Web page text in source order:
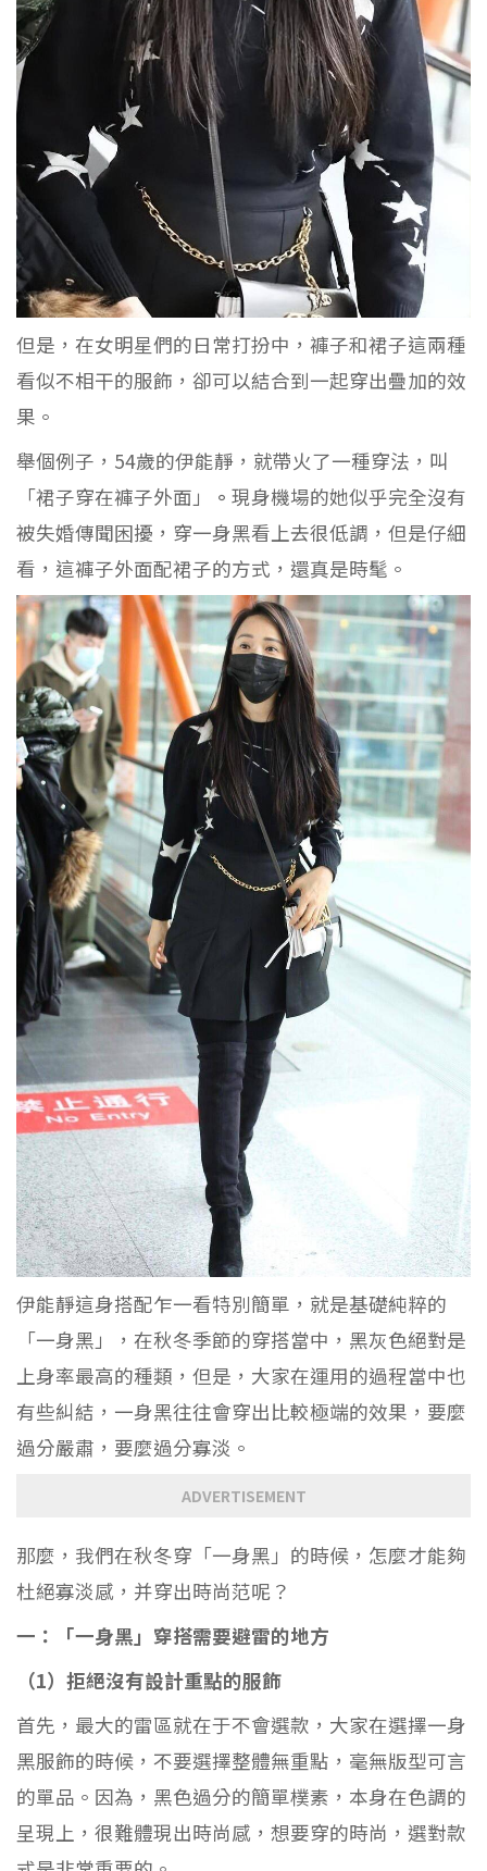
但是，在女明星們的日常打扮中，褲子和裙子這兩種
看似不相干的服飾，卻可以結合到一起穿出疊加的效
果。
舉個例子，54歲的伊能靜，就帶火了一種穿法，叫
「裙子穿在褲子外面」
。 現身機場的她似乎完全沒有
被失婚傳聞困擾，穿一身黑看上去很低調，但是仔細
看，這褲子外面配裙子的方式，還真是時髦。
伊能靜這身搭配乍一看特別簡單，就是基礎純粹的
「一身黑」，在秋冬季節的穿搭當中，黑灰色絕對是
上身率最高的種類，但是，大家在運用的過程當中也
有些糾結，一身黑往往會穿出比較極端的效果，要麼
過分嚴肅，要麼過分寡淡。
ADVERTISEMENT
那麼，我們在秋冬穿「一身黑」的時候，怎麼才能夠
杜絕寡淡感，并穿出時尚范呢？
一：「一身黑」穿搭需要避雷的地方
（1）拒絕沒有設計重點的服飾
首先，最大的雷區就在于不會選款，大家在選擇一身
黑服飾的時候，不要選擇整體無重點，毫無版型可言
的單品。因為，黑色過分的簡單樸素，本身在色調的
呈現上，很難體現出時尚感，想要穿的時尚，選對款